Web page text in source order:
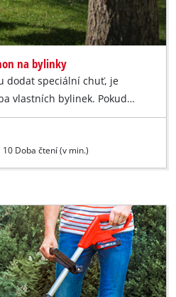
na bylinky
dodat speciální chuť, je
vlastních bylinek. Pokud…
10 Doba čtení (v min.)